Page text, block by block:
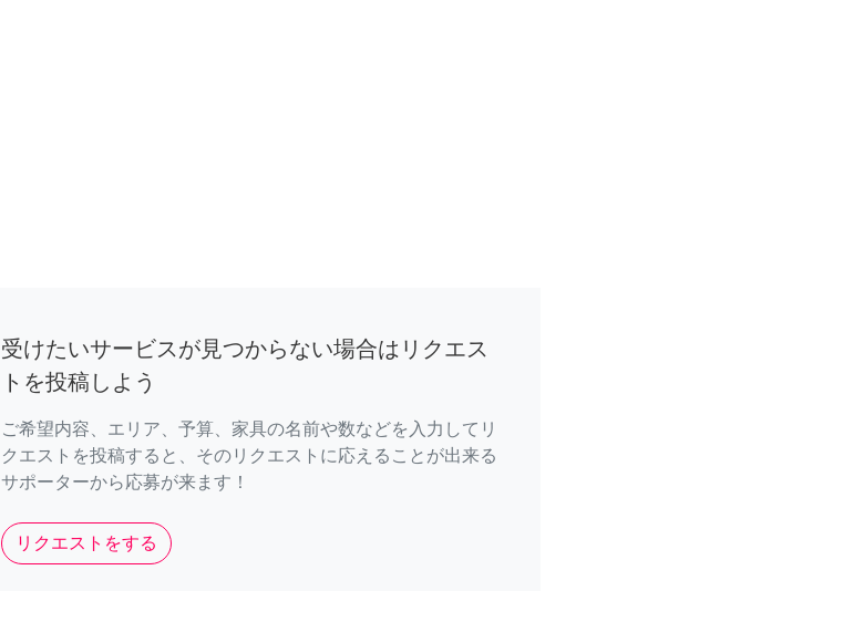
受けたいサービスが見つからない場合はリクエス
トを投稿しよう
ご希望内容、エリア、予算、家具の名前や数などを入力してリ
クエストを投稿すると、そのリクエストに応えることが出来る
サポーターから応募が来ます！
リクエストをする